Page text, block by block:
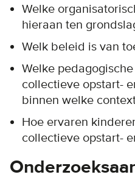
Welke
hieraan ten
Welk beleid is van
Welke
collectieve opstart-
binnen welke
Hoe ervaren
collectieve opstart-